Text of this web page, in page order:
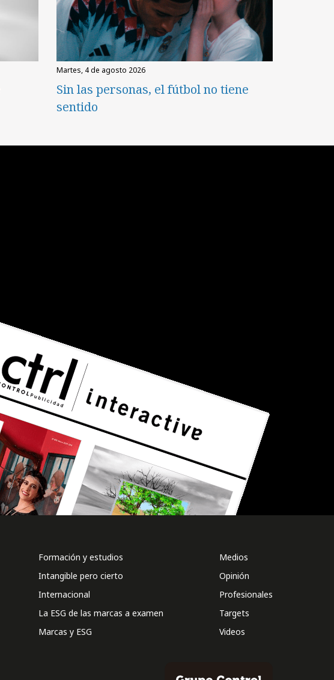
martes, 4 de agosto 2026
Sin las personas, el fútbol no tiene
sentido
Formación y estudios
Intangible pero cierto
Internacional
La ESG de las marcas a examen
Marcas y ESG
Medios
Opinión
Profesionales
Targets
Videos